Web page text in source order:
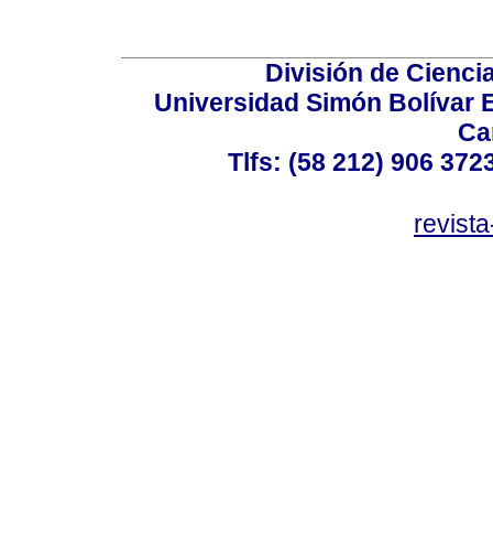
División de
Universidad Simón Bolívar
Tlfs: (58 212) 906